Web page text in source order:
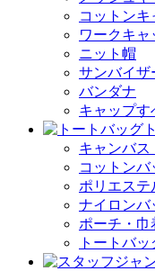
コットンキ
ワークキャ
ニット帽
サンバイザ
バンダナ
キャップす
キャンバス
コットンバ
ポリエステ
ナイロンバ
ポーチ・巾
トートバ